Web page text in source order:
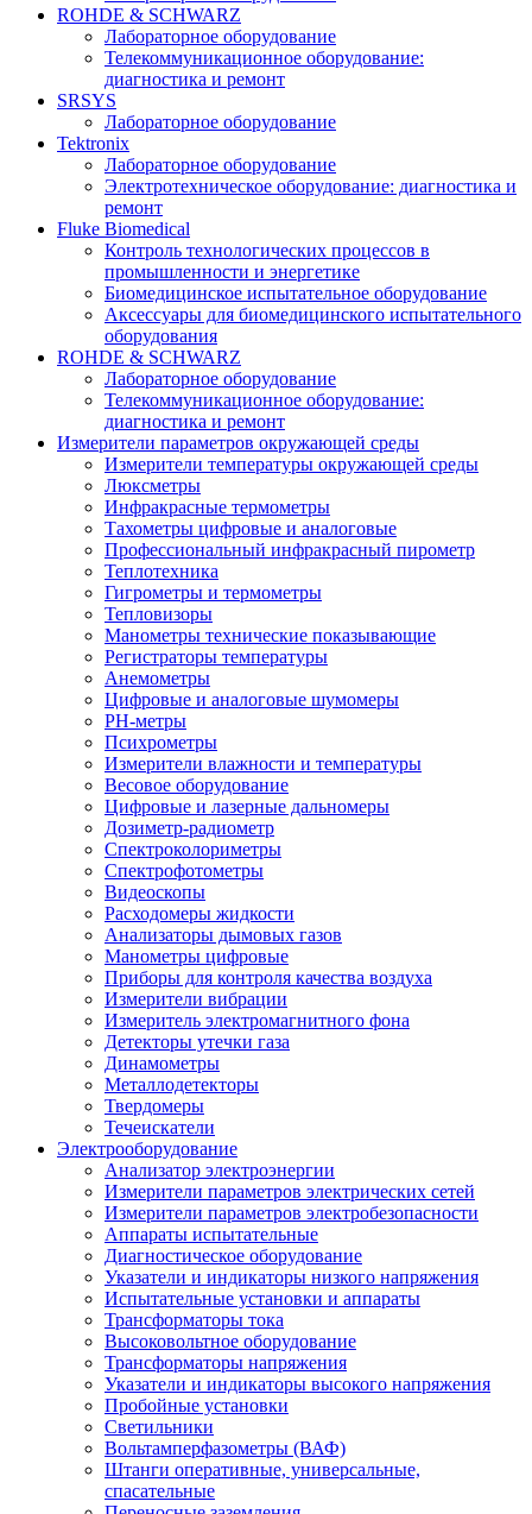
ROHDE & SCHWARZ
Лабораторное оборудование
Телекоммуникационное оборудование:
диагностика и ремонт
SRSYS
Лабораторное оборудование
Tektronix
Лабораторное оборудование
Электротехническое оборудование: диагностика и
ремонт
Fluke Biomedical
Контроль технологических процессов в
промышленности и энергетике
Биомедицинское испытательное оборудование
Аксессуары для биомедицинского испытательного
оборудования
ROHDE & SCHWARZ
Лабораторное оборудование
Телекоммуникационное оборудование:
диагностика и ремонт
Измерители параметров окружающей среды
Измерители температуры окружающей среды
Люксметры
Инфракрасные термометры
Тахометры цифровые и аналоговые
Профессиональный инфракрасный пирометр
Теплотехника
Гигрометры и термометры
Тепловизоры
Манометры технические показывающие
Регистраторы температуры
Анемометры
Цифровые и аналоговые шумомеры
PH-метры
Психрометры
Измерители влажности и температуры
Весовое оборудование
Цифровые и лазерные дальномеры
Дозиметр-радиометр
Спектроколориметры
Спектрофотометры
Видеоскопы
Расходомеры жидкости
Анализаторы дымовых газов
Манометры цифровые
Приборы для контроля качества воздуха
Измерители вибрации
Измеритель электромагнитного фона
Детекторы утечки газа
Динамометры
Металлодетекторы
Твердомеры
Течеискатели
Электрооборудование
Анализатор электроэнергии
Измерители параметров электрических сетей
Измерители параметров электробезопасности
Аппараты испытательные
Диагностическое оборудование
Указатели и индикаторы низкого напряжения
Испытательные установки и аппараты
Трансформаторы тока
Высоковольтное оборудование
Трансформаторы напряжения
Указатели и индикаторы высокого напряжения
Пробойные установки
Светильники
Вольтамперфазометры (ВАФ)
Штанги оперативные, универсальные,
спасательные